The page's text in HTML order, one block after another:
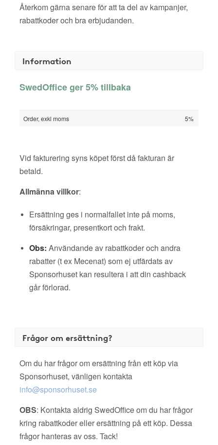
Återkom gärna senare för att ta del av kampanjer,
rabattkoder och bra erbjudanden.
Information
SwedOffice ger 5% tillbaka
Order, exkl moms 5%
Vid fakturering syns köpet först då fakturan är
betald.
Allmänna villkor:
Ersättning ges i normalfallet inte på moms,
försäkringar, presentkort och frakt.
Obs: Användande av rabattkoder och andra
rabatter (t ex Mecenat) som ej utfärdats av
Sponsorhuset kan resultera i att din cashback
går förlorad.
Frågor om ersättning?
Om du har frågor om ersättning från ett köp via
Sponsorhuset, vänligen kontakta
info@sponsorhuset.se
OBS: Kontakta aldrig SwedOffice om du har frågor
kring rabattkoder eller ersättning på ett köp. Dessa
frågor hanteras av oss. Tack!